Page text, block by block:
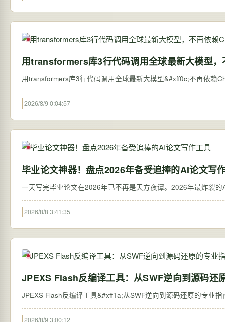
用transformers库3行代码调用全球最新大模型
2026/8/9 0:04:57
毕业论文神器！盘点2026年备受追捧的AI论文写
一天写完毕业论文在2026年已不再是天方夜谭。2026年最炸裂
2026/8/8 3:41:35
JPEXS Flash反编译工具：从SWF逆向到源码还
2026/8/9 3:00:12